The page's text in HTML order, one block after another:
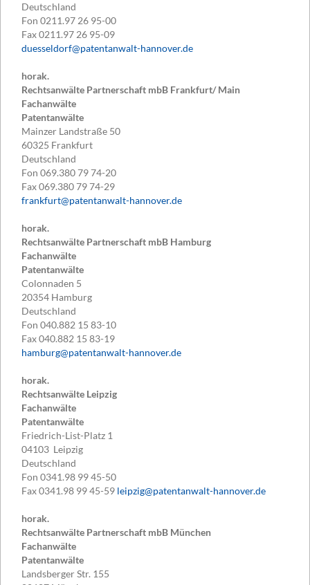
Deutschland
Fon 0211.97 26 95-00
Fax0211.97 26 95-09
duesseldorf@patentanwalt-hannover.de
horak.
Rechtsanwälte Partnerschaft mbB Frankfurt/ Main
Fachanwälte
Patentanwälte
Mainzer Landstraße 50
60325 Frankfurt
Deutschland
Fon 069.380 79 74-20
Fax069.380 79 74-29
frankfurt@patentanwalt-hannover.de
horak.
Rechtsanwälte Partnerschaft mbB Hamburg
Fachanwälte
Patentanwälte
Colonnaden 5
20354 Hamburg
Deutschland
Fon 040.882 15 83-10
Fax040.882 15 83-19
hamburg@patentanwalt-hannover.de
horak.
Rechtsanwälte Leipzig
Fachanwälte
Patentanwälte
Friedrich-List-Platz 1
04103 Leipzig
Deutschland
Fon 0341.98 99 45-50
Fax0341.98 99 45-59 leipzig@patentanwalt-hannover.de
horak.
Rechtsanwälte Partnerschaft mbB München
Fachanwälte
Patentanwälte
Landsberger Str. 155